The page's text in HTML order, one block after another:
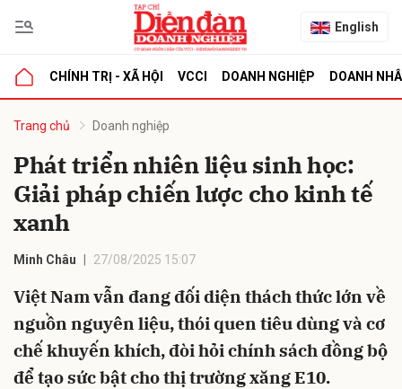
English
CHÍNH TRỊ - XÃ HỘI VCCI DOANH NGHIỆP DOANH
Trang chủ Doanh nghiệp
Phát triển nhiên liệu sinh học:
Giải pháp chiến lược cho kinh tế
xanh
Minh Châu 27/08/2025 15:07
Việt Nam vẫn đang đối diện thách thức lớn về
nguồn nguyên liệu, thói quen tiêu dùng và cơ
chế khuyến khích, đòi hỏi chính sách đồng bộ
để tạo sức bật cho thị trường xăng E10.
luận
Hủy